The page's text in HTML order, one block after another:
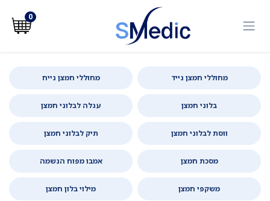
0
מחוללי חמצן נייד מחוללי חמצן נייח
בלוני חמצן עגלה לבלוני חמצן
ווסת לבלוני חמצן תיק לבלוני חמצן
מסכת חמצן אמבו מפוח הנשמה
משקפי חמצן מילוי בלון חמצן